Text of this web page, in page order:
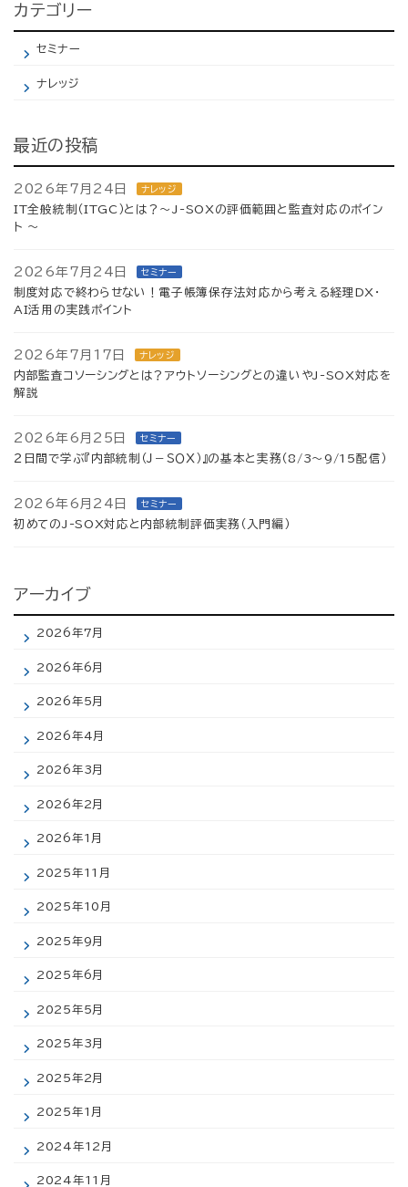
カテゴリー
セミナー
ナレッジ
最近の投稿
2026年7月24日 ナレッジ
IT全般統制（ITGC）とは？～J-SOXの評価範囲と監査対応のポイン
ト ～
2026年7月24日 セミナー
制度対応で終わらせない！電子帳簿保存法対応から考える経理DX・
AI活用の実践ポイント
2026年7月17日 ナレッジ
内部監査コソーシングとは？アウトソーシングとの違いやJ-SOX対応を
解説
2026年6月25日 セミナー
２日間で学ぶ『内部統制（Ｊ－ＳＯＸ）』の基本と実務（8/3～9/15配信）
2026年6月24日 セミナー
初めてのJ-SOX対応と内部統制評価実務（入門編）
アーカイブ
2026年7月
2026年6月
2026年5月
2026年4月
2026年3月
2026年2月
2026年1月
2025年11月
2025年10月
2025年9月
2025年6月
2025年5月
2025年3月
2025年2月
2025年1月
2024年12月
2024年11月